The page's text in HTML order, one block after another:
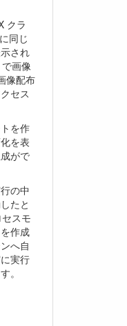
クラ
同じ
され
画像
像配布
セス
を作
を表
がで
の中
たと
スモ
作成
へ自
実行
。